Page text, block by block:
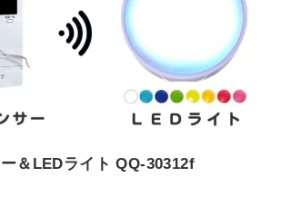
＆LEDライト QQ-30312f